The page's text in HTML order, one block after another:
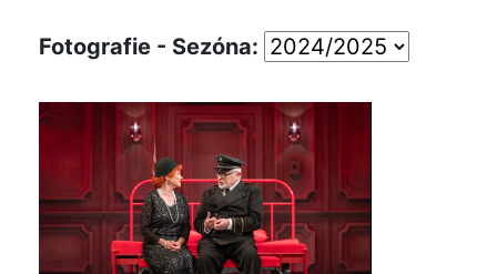
Fotografie - Sezóna: